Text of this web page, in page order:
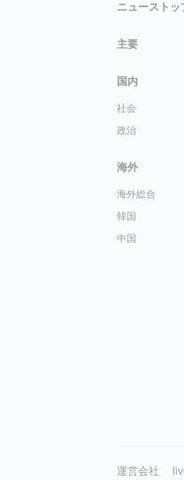
ニューストッ
主要
国内
社会
政治
海外
海外総合
韓国
中国
運営会社